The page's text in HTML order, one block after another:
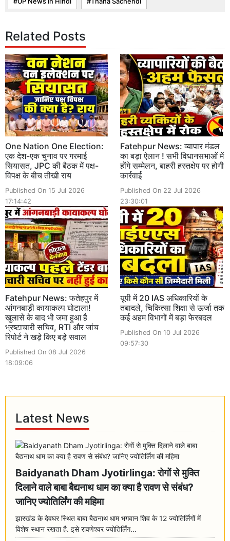
Related Posts
One Nation One Election:
एक देश-एक चुनाव पर गरमाई
सियासत, JPC की बैठक में पक्ष-
विपक्ष के बीच तीखी राय
Published On 15 Jul 2026
17:14:42
Fatehpur News: व्यापार मंडल
का बड़ा ऐलान ! सभी विधानसभाओं में
होंगे सम्मेलन, बाहरी हस्तक्षेप पर होगी
कार्रवाई
Published On 22 Jul 2026
23:30:01
Fatehpur News: फतेहपुर में
आंगनबाड़ी कायाकल्प घोटाला!
खुलासे के बाद भी जमा हुआ है
भ्रष्टाचारी सचिव, RTI और जांच
रिपोर्ट ने खड़े किए बड़े सवाल
Published On 08 Jul 2026
18:09:06
यूपी में 20 IAS अधिकारियों के
तबादले, चिकित्सा शिक्षा से ऊर्जा तक
कई अहम विभागों में बड़ा फेरबदल
Published On 10 Jul 2026
09:57:30
Latest News
Baidyanath Dham Jyotirlinga: रोगों से मुक्ति
दिलाने वाले बाबा बैद्यनाथ धाम का क्या है रावण से संबंध?
जानिए ज्योतिर्लिंग की महिमा
झारखंड के देवघर स्थित बाबा बैद्यनाथ धाम भगवान शिव के 12 ज्योतिर्लिंगों में
विशेष स्थान रखता है. इसे रावणेश्वर ज्योतिर्लिंग...